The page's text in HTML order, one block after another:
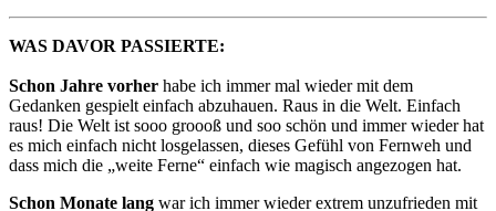
WAS DAVOR PASSIERTE:
Schon Jahre vorher habe ich immer mal wieder mit dem
Gedanken gespielt einfach abzuhauen. Raus in die Welt. Einfach
raus! Die Welt ist sooo groooß und soo schön und immer wieder hat
es mich einfach nicht losgelassen, dieses Gefühl von Fernweh und
dass mich die „weite Ferne“ einfach wie magisch angezogen hat.
Schon Monate lang war ich immer wieder extrem unzufrieden mit